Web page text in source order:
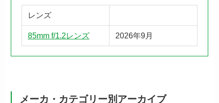
レンズ
85mm f/1.2レンズ 2026年9月
メーカ・カテゴリー別アーカイブ